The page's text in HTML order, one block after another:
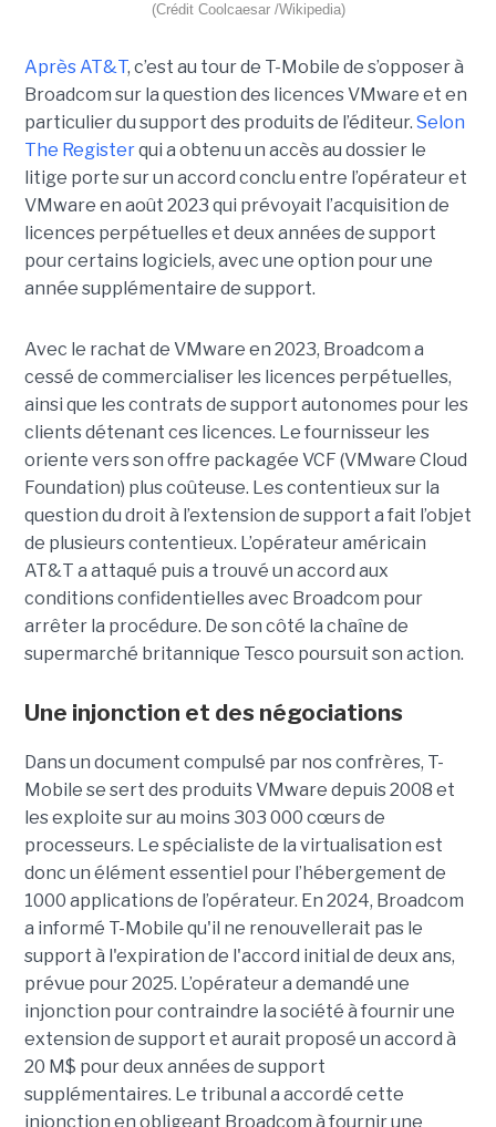
(Crédit Coolcaesar /Wikipedia)
Après AT&T, c’est au tour de T-Mobile de s’opposer à
Broadcom sur la question des licences VMware et en
particulier du support des produits de l’éditeur. Selon
The Registerqui a obtenu un accès au dossier le
litige porte sur un accord conclu entre l’opérateur et
VMware en août 2023 qui prévoyait l’acquisition de
licences perpétuelles et deux années de support
pour certains logiciels, avec une option pour une
année supplémentaire de support.
Avec le rachat de VMware en 2023, Broadcom a
cessé de commercialiser les licences perpétuelles,
ainsi que les contrats de support autonomes pour les
clients détenant ces licences. Le fournisseur les
oriente vers son offre packagée VCF (VMware Cloud
Foundation) plus coûteuse. Les contentieux sur la
question du droit à l’extension de support a fait l’objet
de plusieurs contentieux. L’opérateur américain
AT&T a attaqué puis a trouvé un accord aux
conditions confidentielles avec Broadcom pour
arrêter la procédure. De son côté la chaîne de
supermarché britannique Tesco poursuit son action.
Une injonction et des négociations
Dans un document compulsé par nos confrères, T-
Mobile se sert des produits VMware depuis 2008 et
les exploite sur au moins 303 000 cœurs de
processeurs. Le spécialiste de la virtualisation est
donc un élément essentiel pour l’hébergement de
1000 applications de l’opérateur. En 2024, Broadcom
a informé T-Mobile qu'il ne renouvellerait pas le
support à l'expiration de l'accord initial de deux ans,
prévue pour 2025. L’opérateur a demandé une
injonction pour contraindre la société à fournir une
extension de support et aurait proposé un accord à
20 M$ pour deux années de support
supplémentaires. Le tribunal a accordé cette
injonction en obligeant Broadcom à fournir une